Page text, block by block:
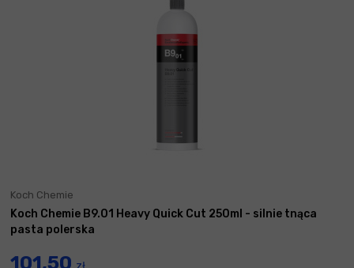
Koch Chemie
Koch Chemie B9.01 Heavy Quick Cut 250ml - silnie tnąca
pasta polerska
101,50